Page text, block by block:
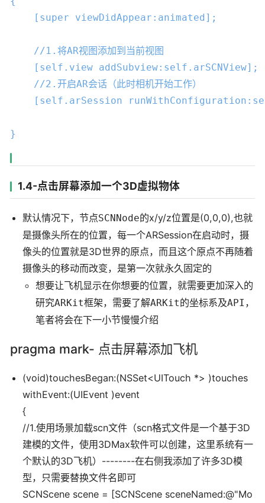
    [
super viewDidAppear:animated];
//1.将AR视图添加到当前视图
    [
self .view addSubview: self .arSCNView];
//2.开启AR会话（此时相机开始工作）
    [
self .arSession runWithConfiguration:
}
1.4-点击屏幕添加一个3D虚拟物体
默认情况下，节点SCNNode的x/y/z位置是(0,0,0),也就
是摄像头所在的位置，每一个ARSession在启动时，摄
像头的位置就是3D世界的原点，而且这个原点不再随着
摄像头的移动而改变，是第一次就永久固定的
想要让飞机显示在你想要的位置，就需要更加深入的
研究ARKit框架，需要了解ARKit的坐标系及API，
笔者将会在下一小节慢慢介绍
pragma mark- 点击屏幕添加飞机
(void)touchesBegan:(NSSet<UITouch *> )touches
withEvent:(UIEvent )event
{
//1.使用场景加载scn文件（scn格式文件是一个基于3D
建模的文件，使用3DMax软件可以创建，这里系统有一
个默认的3D飞机）--------在右侧我添加了许多3D模
型，只需要替换文件名即可
SCNScene scene = [SCNScene sceneNamed:@"Mo